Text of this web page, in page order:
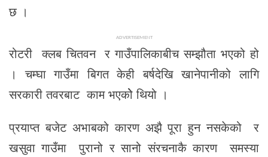
छ ।
ADVERTISEMENT
रोटरी क्लब चितवन र गाउँपालिकाबीच सम्झौता भएको हो
। चम्घा गाउँमा बिगत केही बर्षदेखि खानेपानीको लागि
सरकारी तवरबाट काम भएकोे थियो ।
प्रयाप्त बजेट अभाबको कारण अझै पूरा हुन नसकेको र
खसुवा गाउँमा पुरानो र सानो संरचनाकै कारण समस्या